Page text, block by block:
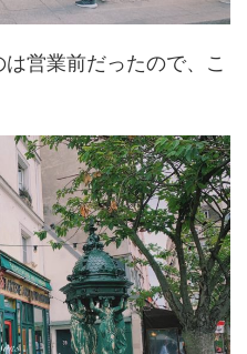
営業前だったので、こ